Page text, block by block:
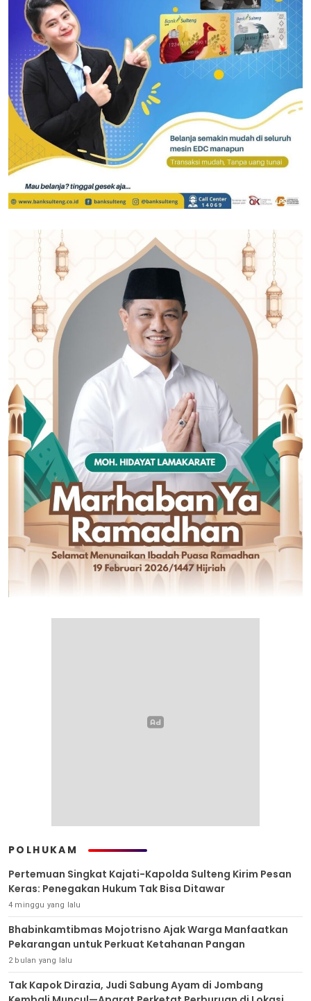
POLHUKAM
Pertemuan Singkat Kajati-Kapolda Sulteng Kirim Pesan
Keras: Penegakan Hukum Tak Bisa Ditawar
4 minggu yang lalu
Bhabinkamtibmas Mojotrisno Ajak Warga Manfaatkan
Pekarangan untuk Perkuat Ketahanan Pangan
2 bulan yang lalu
Tak Kapok Dirazia, Judi Sabung Ayam di Jombang